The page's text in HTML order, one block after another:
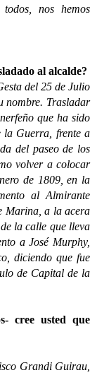
nos hemos
al alcalde?
del 25 de Julio
nombre. Trasladar
que ha sido
la Guerra, frente a
del paseo de los
volver a colocar
de 1809, en la
al Almirante
Marina, a la acera
la calle que lleva
a José Murphy,
diciendo que fue
de Capital de la
cree usted que
Grandi Guirau,